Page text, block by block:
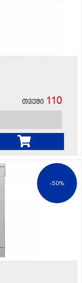
თვეში 110
-50%